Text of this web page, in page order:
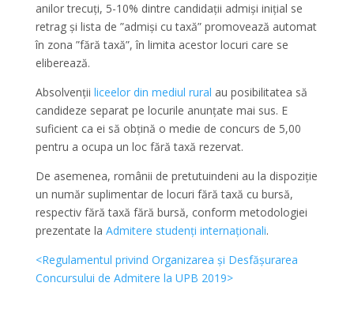
anilor trecuți, 5-10% dintre candidații admiși inițial se
retrag și lista de ”admiși cu taxă” promovează automat
în zona ”fără taxă”, în limita acestor locuri care se
eliberează.
Absolvenții liceelor din mediul rural au posibilitatea să
candideze separat pe locurile anunțate mai sus. E
suficient ca ei să obțină o medie de concurs de 5,00
pentru a ocupa un loc fără taxă rezervat.
De asemenea, românii de pretutuindeni au la dispoziție
un număr suplimentar de locuri fără taxă cu bursă,
respectiv fără taxă fără bursă, conform metodologiei
prezentate la Admitere studenți internaționali.
<Regulamentul privind Organizarea și Desfășurarea
Concursului de Admitere la UPB 2019>